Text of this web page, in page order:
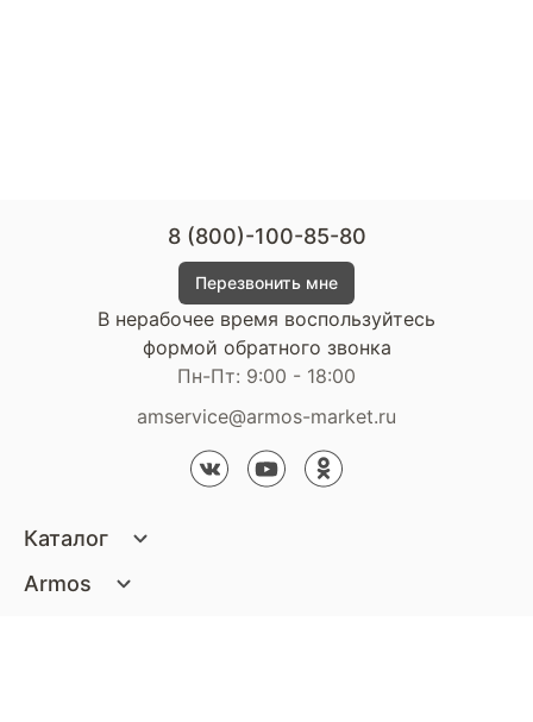
Каталог
Кровати
Armos
8 (800)-100-85-80
Перезвонить мне
В нерабочее время воспользуйтесь
формой обратного звонка
Пн-Пт: 9:00 - 18:00
amservice@armos-market.ru